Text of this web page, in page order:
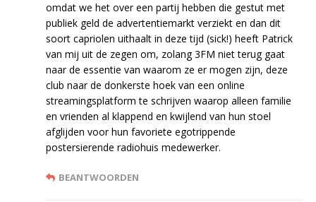
omdat we het over een partij hebben die gestut met
publiek geld de advertentiemarkt verziekt en dan dit
soort capriolen uithaalt in deze tijd (sick!) heeft Patrick
van mij uit de zegen om, zolang 3FM niet terug gaat
naar de essentie van waarom ze er mogen zijn, deze
club naar de donkerste hoek van een online
streamingsplatform te schrijven waarop alleen familie
en vrienden al klappend en kwijlend van hun stoel
afglijden voor hun favoriete egotrippende
postersierende radiohuis medewerker.
BEANTWOORDEN